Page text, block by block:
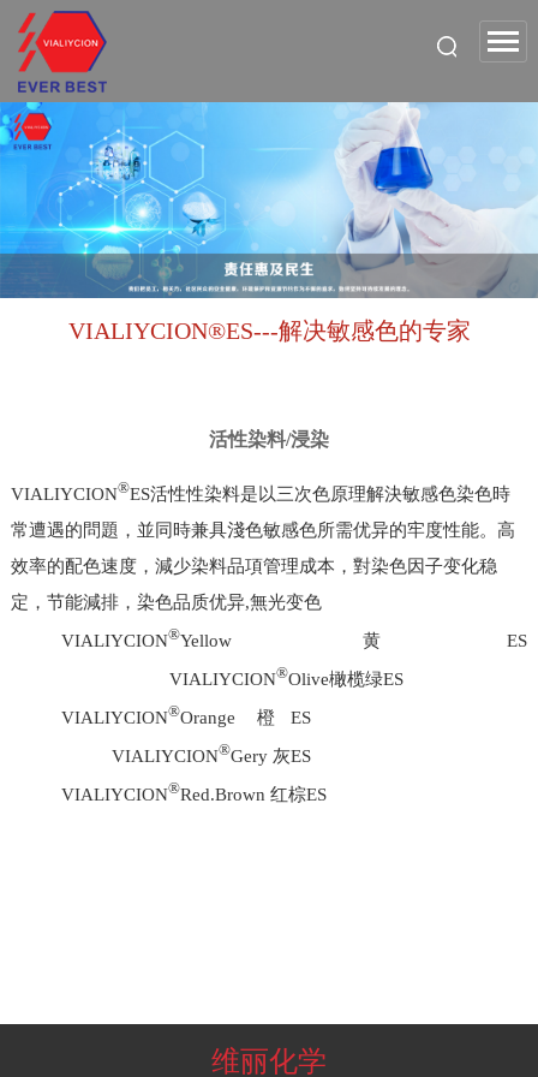
VIALIYCION®ES---解决敏感色的专家
活性染料/浸染
VIALIYCION®ES活性性染料是以三次色原理解決敏感色染色時
常遭遇的問題，並同時兼具淺色敏感色所需优异的牢度性能。高
效率的配色速度，減少染料品項管理成本，對染色因子变化稳
定，节能減排，染色品质优异,無光变色
VIALIYCION®Yellow 黄ES
VIALIYCION®Olive橄榄绿ES
VIALIYCION®Orange 橙ES
VIALIYCION®Gery 灰ES
VIALIYCION®Red.Brown 红棕ES
维丽化学